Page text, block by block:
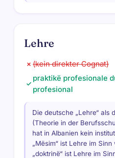
Lehre
✗ (kein direkter Cognat)
✓
praktikë profesionale
profesional
Die deutsche „Lehre“ als
(Theorie in der
hat in Albanien kein
„Mësim“ ist Lehre im
„doktrinë“ ist Lehre im